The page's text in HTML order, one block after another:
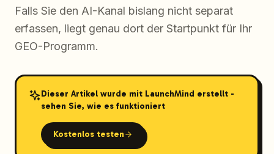
Falls Sie den AI-Kanal bislang nicht separat
erfassen, liegt genau dort der Startpunkt für Ihr
GEO-Programm.
Dieser Artikel wurde mit LaunchMind erstellt -
sehen Sie, wie es funktioniert
Kostenlos testen